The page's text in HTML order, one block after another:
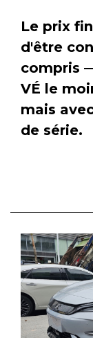
Le prix
d'être
compris
VÉ le
mais
de série.